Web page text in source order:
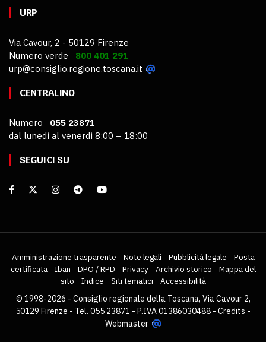
URP
Via Cavour, 2 - 50129 Firenze
Numero verde 800 401 291
urp@consiglio.regione.toscana.it
CENTRALINO
Numero 055 23871
dal lunedì al venerdì 8:00 – 18:00
SEGUICI SU
Amministrazione trasparente Note legali Pubblicità legale
Posta
certificata
Iban DPO / RPD Privacy Archivio storico
Mappa del
sito
Indice Siti tematici
Accessibilità
© 1998-2026 - Consiglio regionale della Toscana, Via Cavour 2,
50129 Firenze - Tel. 055 23871 - P.IVA 01386030488 - Credits -
Webmaster